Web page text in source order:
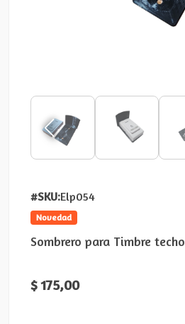
#SKU:Elp054
Novedad
Sombrero para Timbre techo
$ 175,00